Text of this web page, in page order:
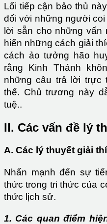
Lối tiếp cận bảo thủ
đối với những người
lời sẵn cho những vấn
hiến những cách giải
cách ảo tưởng hão
rằng Kinh Thánh
những câu trả lời trực
thế. Chủ trương này
tuệ..
II. Các vấn đề lý
A. Các lý thuyết giải
Nhấn mạnh đến sự
thức trong tri thức của
thức lịch sử.
1. Các quan điểm